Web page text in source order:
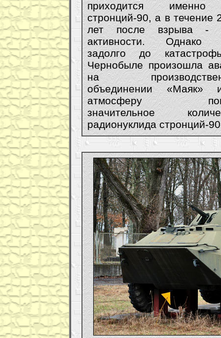
приходится
стронций-90, а в течение
лет после взрыва -
активности. Однако
задолго до
Чернобыле произошла
на
объединении
атмосферу
значительное
радионуклида стронций-